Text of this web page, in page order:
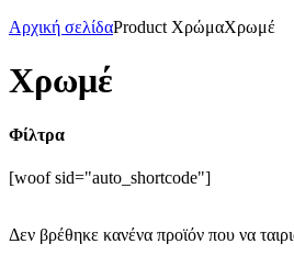
Αρχική σελίδαProduct ΧρώμαΧρωμέ
Χρωμέ
Φίλτρα
[woof sid="auto_shortcode"]
Δεν βρέθηκε κανένα προϊόν που να